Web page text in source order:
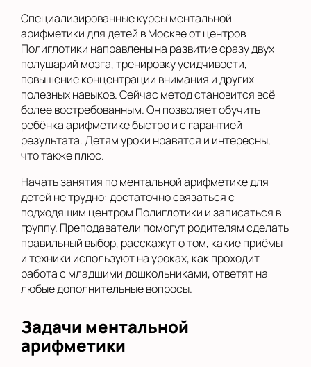
Специализированные курсы ментальной
арифметики для детей в Москве от центров
Полиглотики направлены на развитие сразу двух
полушарий мозга, тренировку усидчивости,
повышение концентрации внимания и других
полезных навыков. Сейчас метод становится всё
более востребованным. Он позволяет обучить
ребёнка арифметике быстро и с гарантией
результата. Детям уроки нравятся и интересны,
что также плюс.
Начать занятия по ментальной арифметике для
детей не трудно: достаточно связаться с
подходящим центром Полиглотики и записаться в
группу. Преподаватели помогут родителям сделать
правильный выбор, расскажут о том, какие приёмы
и техники используют на уроках, как проходит
работа с младшими дошкольниками, ответят на
любые дополнительные вопросы.
Задачи ментальной
арифметики